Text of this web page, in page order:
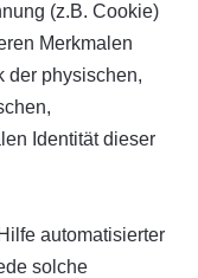
(z.B. Cookie)
Merkmalen
der physischen,
Identität dieser
automatisierter
solche